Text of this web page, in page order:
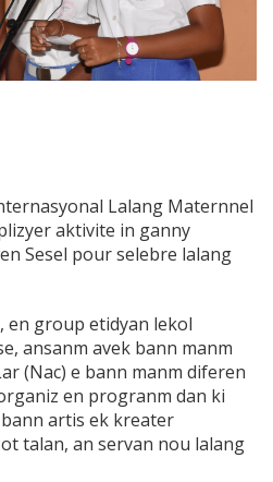
Lalang Maternnel
aktivite in ganny
Sesel pour selebre lalang
en group etidyan lekol
ansanm avek bann manm
(Nac) e bann manm diferen
en progranm dan ki
artis ek kreater
talan, an servan nou lalang